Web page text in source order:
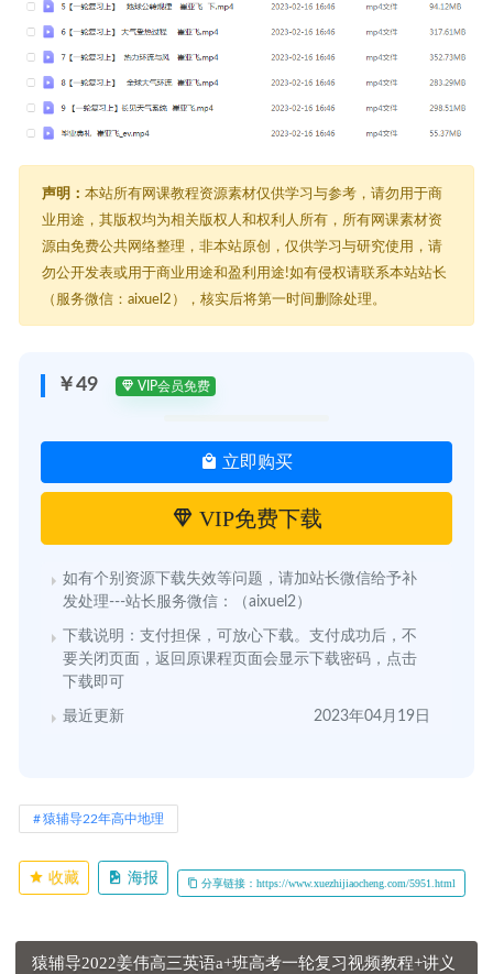
声明： 本站所有网课教程资源素材仅供学习与参考，请勿用于商
业用途，其版权均为相关版权人和权利人所有，所有网课素材资
源由免费公共网络整理，非本站原创，仅供学习与研究使用，请
勿公开发表或用于商业用途和盈利用途!如有侵权请联系本站站长
（服务微信：aixuel2），核实后将第一时间删除处理。
￥49 VIP会员免费
立即购买
VIP免费下载
如有个别资源下载失效等问题，请加站长微信给予补
发处理---站长服务微信：（aixuel2）
下载说明：支付担保，可放心下载。支付成功后，不
要关闭页面，返回原课程页面会显示下载密码，点击
下载即可
最近更新 2023年04月19日
猿辅导22年高中地理
收藏 海报 分享链接：https://www.xuezhijiaocheng.com/5951.html
猿辅导2022姜伟高三英语a+班高考一轮复习视频教程+讲义